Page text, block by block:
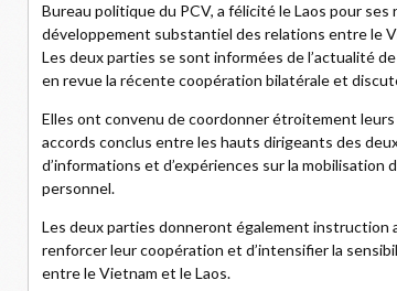
Bureau politique du PCV, a félicité le Laos pour
développement substantiel des relations entre le
Les deux parties se sont informées de l’actualité
en revue la récente coopération bilatérale et
Elles ont convenu de coordonner étroitement
accords conclus entre les hauts dirigeants des
d’informations et d’expériences sur la
personnel.
Les deux parties donneront également instruction
renforcer leur coopération et d’intensifier la
entre le Vietnam et le Laos.